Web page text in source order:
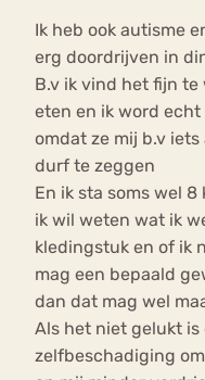
Ik heb ook autisme
erg doordrijven in
B.v ik vind het fijn
eten en ik word
omdat ze mij b.v
durf te zeggen
En ik sta soms wel
ik wil weten wat ik
kledingstuk en of ik
mag een bepaald
dan dat mag wel
Als het niet gelukt
zelfbeschadiging